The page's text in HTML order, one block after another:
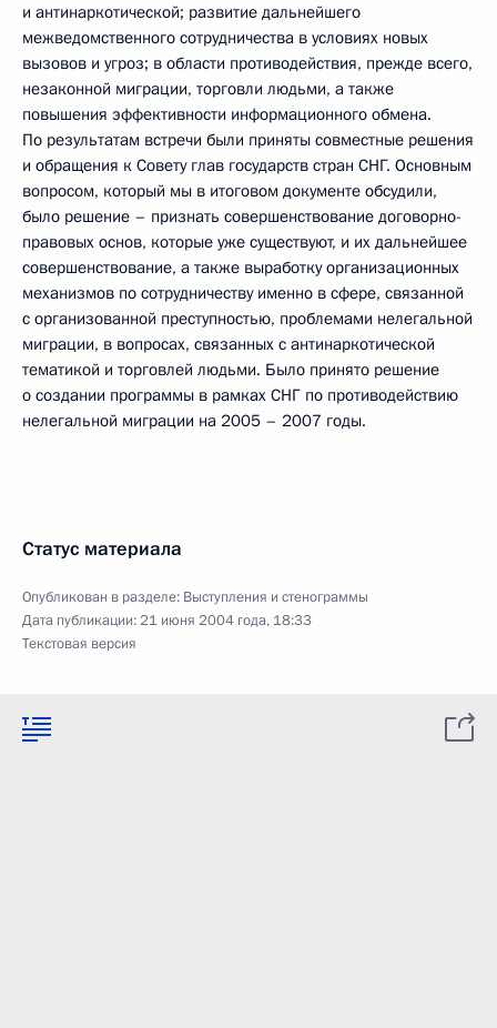
и антинаркотической; развитие дальнейшего
межведомственного сотрудничества в условиях новых
вызовов и угроз; в области противодействия, прежде всего,
незаконной миграции, торговли людьми, а также
повышения эффективности информационного обмена.
По результатам встречи были приняты совместные решения
и обращения к Совету глав государств стран СНГ. Основным
вопросом, который мы в итоговом документе обсудили,
было решение – признать совершенствование договорно-
правовых основ, которые уже существуют, и их дальнейшее
совершенствование, а также выработку организационных
механизмов по сотрудничеству именно в сфере, связанной
с организованной преступностью, проблемами нелегальной
миграции, в вопросах, связанных с антинаркотической
тематикой и торговлей людьми. Было принято решение
о создании программы в рамках СНГ по противодействию
нелегальной миграции на 2005 – 2007 годы.
Статус материала
Опубликован в разделе: Выступления и стенограммы
Дата публикации:21 июня 2004 года, 18:33
Текстовая версия